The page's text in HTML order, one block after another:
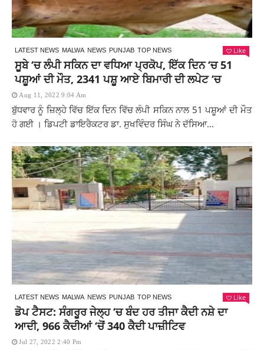
LATEST NEWS MALWA NEWS PUNJAB TOP NEWS Like
ਸੂਬੇ ‘ਚ ਲੰਪੀ ਸਕਿਨ ਦਾ ਵਧਿਆ ਪ੍ਰਕੋਪ, ਇੱਕ ਦਿਨ ‘ਚ 51
ਪਸ਼ੂਆਂ ਦੀ ਮੌਤ, 2341 ਪਸ਼ੂ ਆਏ ਬਿਮਾਰੀ ਦੀ ਲਪੇਟ ‘ਚ
Aug 11, 2022 9:04 Am
ਬੁੱਧਵਾਰ ਨੂੰ ਜ਼ਿਲ੍ਹੇ ਵਿੱਚ ਇੱਕ ਦਿਨ ਵਿੱਚ ਲੰਪੀ ਸਕਿਨ ਨਾਲ 51 ਪਸ਼ੂਆਂ ਦੀ ਮੌਤ
ਹੋ ਗਈ । ਡਿਪਟੀ ਡਾਇਰੈਕਟਰ ਡਾ. ਸੁਖਵਿੰਦਰ ਸਿੰਘ ਨੇ ਦੱਸਿਆ...
LATEST NEWS MALWA NEWS PUNJAB TOP NEWS Like
ਡੋਪ ਟੈਸਟ: ਸੰਗਰੂਰ ਜੇਲ੍ਹ ‘ਚ ਬੰਦ ਹਰ ਤੀਜਾ ਕੈਦੀ ਨਸ਼ੇ ਦਾ
ਆਦੀ, 966 ਕੈਦੀਆਂ ‘ਚੋਂ 340 ਕੈਦੀ ਪਾਜ਼ੀਟਿਵ
Jul 27, 2022 2:40 Pm